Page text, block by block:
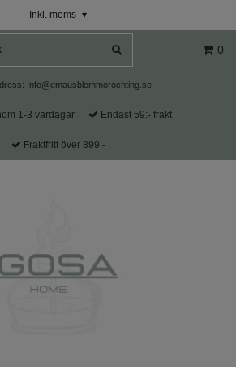
Inkl. moms ▾
0
Info@emausblommorochting.se
1-3 vardagar Endast 59:- frakt
Fraktfritt över 899:-